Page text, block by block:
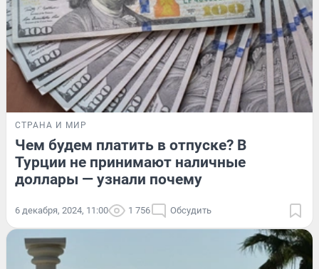
СТРАНА И МИР
Чем будем платить в отпуске? В
Турции не принимают наличные
доллары — узнали почему
6 декабря, 2024, 11:00 1 756 Обсудить